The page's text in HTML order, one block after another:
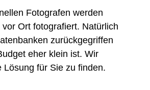
Fotografen werden
Ort fotografiert. Natürlich
zurückgegriffen
eher klein ist. Wir
Lösung für Sie zu finden.